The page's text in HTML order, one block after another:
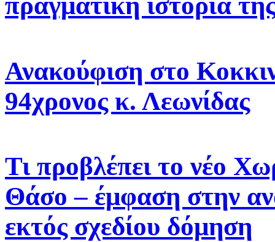
Ανακούφιση στο
94χρονος κ. Λεωνίδας
Τι προβλέπει το νέο
Θάσο – έμφαση στην
εκτός σχεδίου δόμηση